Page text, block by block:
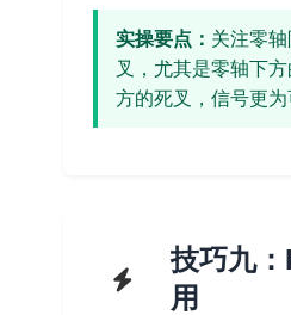
实操要点： 关注零
叉，尤其是零轴下
方的死叉，信号更为
技巧九
用